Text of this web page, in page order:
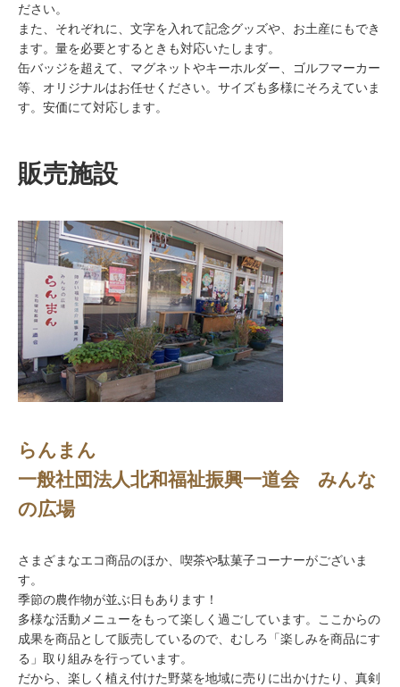
ださい。
また、それぞれに、文字を入れて記念グッズや、お土産にもでき
ます。量を必要とするときも対応いたします。
缶バッジを超えて、マグネットやキーホルダー、ゴルフマーカー
等、オリジナルはお任せください。サイズも多様にそろえていま
す。安価にて対応します。
販売施設
らんまん
一般社団法人北和福祉振興一道会 みんな
の広場
さまざまなエコ商品のほか、喫茶や駄菓子コーナーがございま
す。
季節の農作物が並ぶ日もあります！
多様な活動メニューをもって楽しく過ごしています。ここからの
成果を商品として販売しているので、むしろ「楽しみを商品にす
る」取り組みを行っています。
だから、楽しく植え付けた野菜を地域に売りに出かけたり、真剣